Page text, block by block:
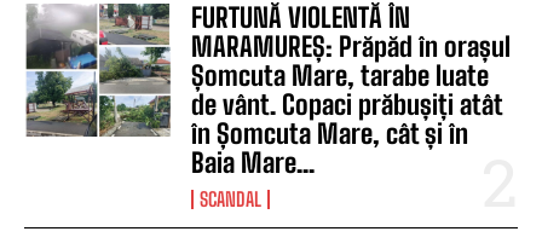
FURTUNĂ VIOLENTĂ ÎN
MARAMUREȘ: Prăpăd în orașul
Șomcuta Mare, tarabe luate
de vânt. Copaci prăbușiți atât
în Șomcuta Mare, cât și în
Baia Mare...
SCANDAL